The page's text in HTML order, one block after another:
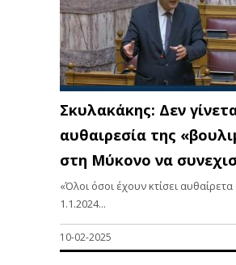
Σκυλακάκης: Δεν
αυθαιρεσία της
στη Μύκονο να
«Όλοι όσοι έχουν κτίσει
1.1.2024...
10-02-2025